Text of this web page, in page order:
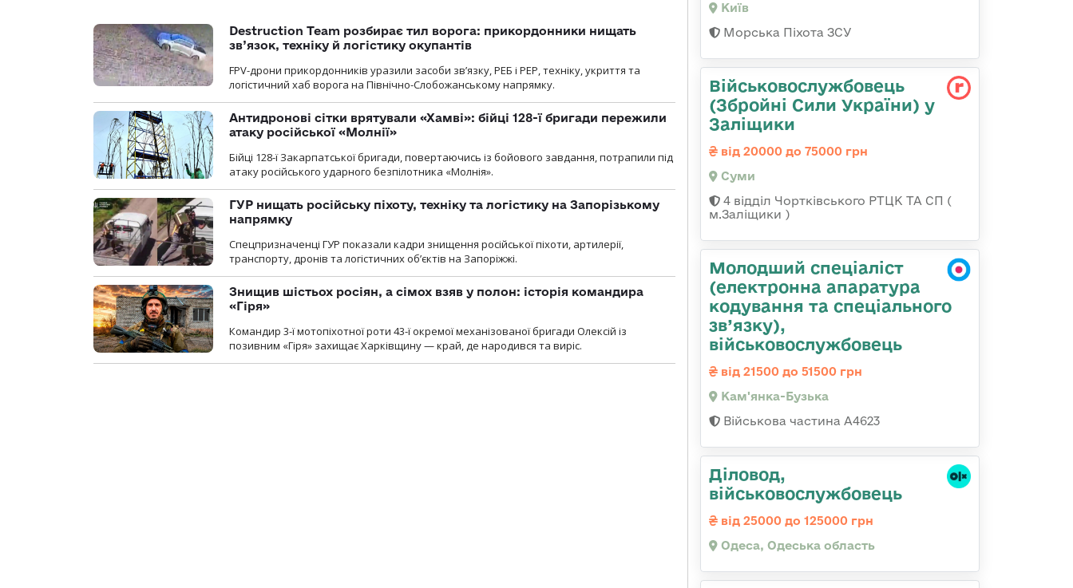
Destruction Team розбирає тил ворога: прикордонники нищать
зв’язок, техніку й логістику окупантів
FPV-дрони прикордонників уразили засоби зв’язку, РЕБ і РЕР, техніку, укриття та
логістичний хаб ворога на Північно-Слобожанському напрямку.
Антидронові сітки врятували «Хамві»: бійці 128-ї бригади пережили
атаку російської «Молнії»
Бійці 128-ї Закарпатської бригади, повертаючись із бойового завдання, потрапили під
атаку російського ударного безпілотника «Молнія».
ГУР нищать російську піхоту, техніку та логістику на Запорізькому
напрямку
Спецпризначенці ГУР показали кадри знищення російської піхоти, артилерії,
транспорту, дронів та логістичних об’єктів на Запоріжжі.
Знищив шістьох росіян, а сімох взяв у полон: історія командира
«Гіря»
Командир 3-ї мотопіхотної роти 43-ї окремої механізованої бригади Олексій із
позивним «Гіря» захищає Харківщину — край, де народився та виріс.
Київ
Морська Піхота ЗСУ
Військовослужбовець
(Збройні Сили України) у
Заліщики
від 20000 до 75000 грн
Суми
4 відділ Чортківського РТЦК ТА СП (
м.Заліщики )
Молодший спеціаліст
(електронна апаратура
кодування та спеціального
зв’язку),
військовослужбовець
від 21500 до 51500 грн
Кам'янка-Бузька
Військова частина А4623
Діловод,
військовослужбовець
від 25000 до 125000 грн
Одеса, Одеська область